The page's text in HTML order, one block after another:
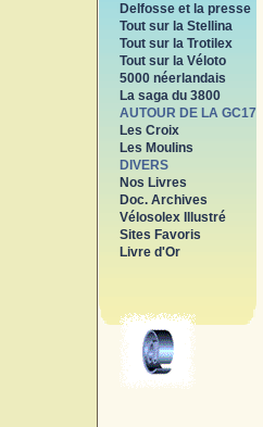
Delfosse et la presse
Tout sur la Stellina
Tout sur la Trotilex
Tout sur la Véloto
5000 néerlandais
La saga du 3800
AUTOUR DE LA GC17
Les Croix
Les Moulins
DIVERS
Nos Livres
Doc. Archives
Vélosolex Illustré
Sites Favoris
Livre d'Or